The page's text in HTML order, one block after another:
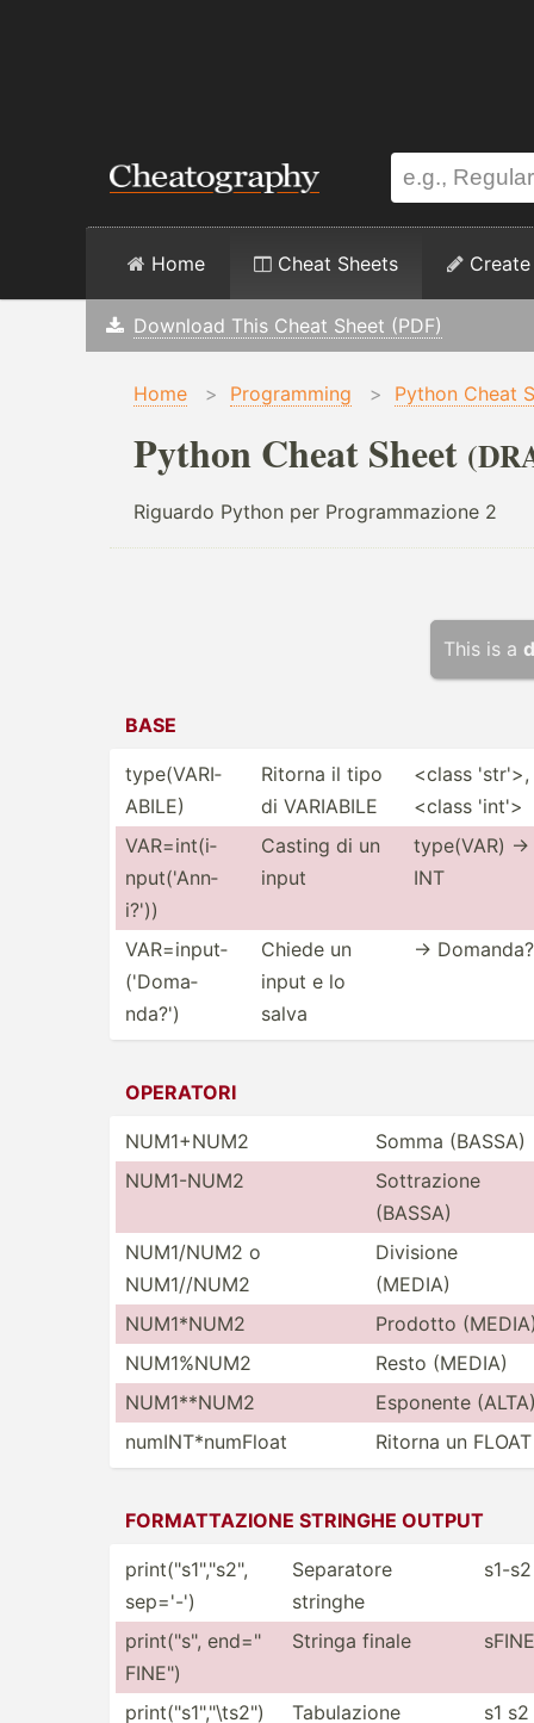
Home Cheat Sheets Create
Download This Cheat Sheet (PDF)
Home > Programming > Python Cheat
Python Cheat Sheet
Riguardo Python per Programmazione 2
This is a
BASE
type(V­ARI­
ABILE)
Ritorna il tipo
di VARIABILE
<class 'str'>­,
<class 'int'>
VAR=in­t(i­
npu­t('­Ann­
i?'))
Casting di un
input
type(VAR) ->
INT
VAR=in­put­
('D­oma­
nda?')
Chiede un
input e lo
salva
-> Domanda?
OPERATORI
NUM1+NUM2
Somma (BASSA)
NUM1-NUM2
Sottra­zione
(BASSA)
NUM1/NUM2 o
NUM1//NUM2
Divisione
(MEDIA)
NUM1*NUM2
Prodotto
NUM1%NUM2
Resto (MEDIA)
NUM1**NUM2
Esponente
numINT­*nu­mFloat
Ritorna un FLOAT
FORMAT­TAZIONE STRINGHE OUTPUT
print(­"­s1",­"­s2",
sep='-')
Separatore
stringhe
s1-s2
print(­"­s", end="
FINE")
Stringa finale sFINE
print(­"­s1",­"­\ts­2") Tabula­zione
s1 s2